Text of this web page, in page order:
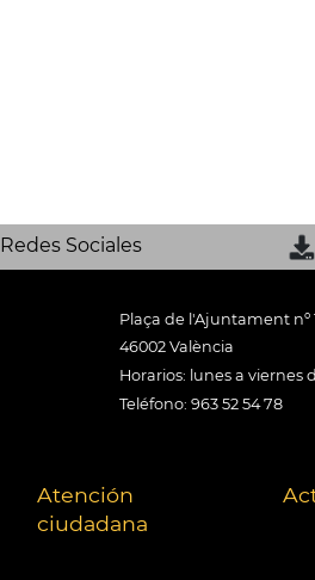
Redes Sociales
Plaça de l'Ajuntament nº
46002 València
Horarios: lunes a viernes
Teléfono: 963 52 54 78
Atención
ciudadana